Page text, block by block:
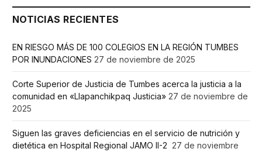
NOTICIAS RECIENTES
EN RIESGO MÁS DE 100 COLEGIOS EN LA REGIÓN TUMBES
POR INUNDACIONES 27 de noviembre de 2025
Corte Superior de Justicia de Tumbes acerca la justicia a la
comunidad en «Llapanchikpaq Justicia» 27 de noviembre de
2025
Siguen las graves deficiencias en el servicio de nutrición y
dietética en Hospital Regional JAMO II-2 27 de noviembre